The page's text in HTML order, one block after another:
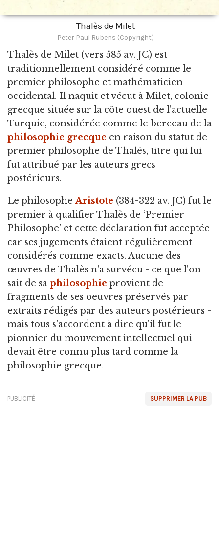
Thalès de Milet
Peter Paul Rubens (Copyright)
Thalès de Milet (vers 585 av. JC) est
traditionnellement considéré comme le
premier philosophe et mathématicien
occidental. Il naquit et vécut à Milet, colonie
grecque située sur la côte ouest de l'actuelle
Turquie, considérée comme le berceau de la
philosophie grecque en raison du statut de
premier philosophe de Thalès, titre qui lui
fut attribué par les auteurs grecs
postérieurs.
Le philosopheAristote (384-322 av. JC) fut le
premier à qualifier Thalès de ‘Premier
Philosophe’ et cette déclaration fut acceptée
car ses jugements étaient régulièrement
considérés comme exacts. Aucune des
œuvres de Thalès n'a survécu - ce que l'on
sait de sa philosophie provient de
fragments de ses oeuvres préservés par
extraits rédigés par des auteurs postérieurs -
mais tous s'accordent à dire qu'il fut le
pionnier du mouvement intellectuel qui
devait être connu plus tard comme la
philosophie grecque.
SUPPRIMER LA PUB
PUBLICITÉ